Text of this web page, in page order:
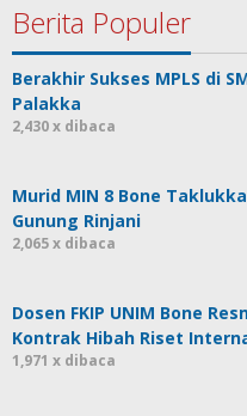
Berita Populer
Berakhir Sukses MPLS di
Palakka
2,430 x dibaca
Murid MIN 8 Bone
Gunung Rinjani
2,065 x dibaca
Dosen FKIP UNIM Bone
Kontrak Hibah Riset
1,971 x dibaca